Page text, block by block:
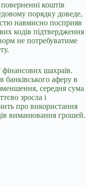
коштів
порядку доведе,
навмисно посприяв
кодів підтвердження
не потребуватиме
фінансових шахраїв.
банківського аферу в
середня сума
зросла і
про використання
виманювання грошей.